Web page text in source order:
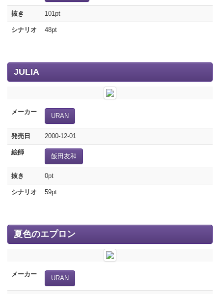
抜き 101pt
シナリオ 48pt
JULIA
メーカー
URAN
発売日 2000-12-01
絵師
飯田友和
抜き 0pt
シナリオ 59pt
夏色のエプロン
メーカー
URAN